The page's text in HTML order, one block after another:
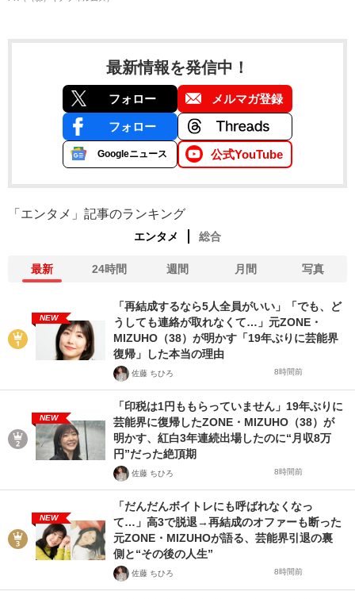
最新情報を発信中！
フォロー メルマガ登録
フォロー
Googleニュース 公式YouTube
「エンタメ」記事のランキング
エンタメ 総合
最新 24時間 週間 月間 写真
NEW
「再結成するなら5人全員がいい」「でも、ど
うしても連絡が取れなくて…」元ZONE・
MIZUHO（38）が明かす「19年ぶりに芸能界
復帰」した本当の理由
佐藤 ちひろ 8時間前
NEW
「印税は1円ももらっていません」19年ぶりに
芸能界に復帰したZONE・MIZUHO（38）が
明かす、紅白3年連続出場したのに“月収8万
円”だった絶頂期
佐藤 ちひろ 8時間前
NEW
「だんだんボイトレにも呼ばれなくなっ
て…」高3で脱退→再結成のオファーも断った
元ZONE・MIZUHOが語る、芸能界引退の裏
側と“その後の人生”
佐藤 ちひろ 8時間前